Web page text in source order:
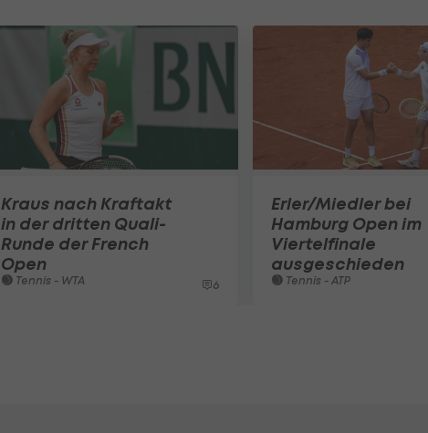
Kraus nach Kraftakt
in der dritten Quali-
Runde der French
Open
Tennis - WTA 6
Erler/Miedler bei
Hamburg Open im
Viertelfinale
ausgeschieden
Tennis - ATP